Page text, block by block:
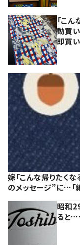
「こ
動買
即買い
嫁「こんな帰りたく
のメッセージ”に…「
昭和
ると